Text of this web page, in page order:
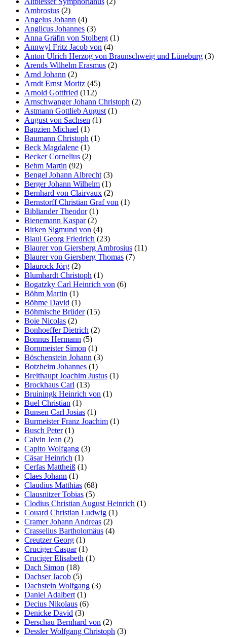
Ambrosius (2)
Angelus Johann (4)
Anglicus Johannes (3)
Anna Gräfin von Stolberg (1)
Annwyl Fritz Jacob von (4)
Anton Ulrich Herzog von Braunschweig und Lüneburg (3)
Arends Wilhelm Erasmus (2)
Arnd Johann (2)
Arndt Ernst Moritz (45)
Arnold Gottfried (112)
Arnschwanger Johann Christoph (2)
Astmann Gottlieb August (1)
August von Sachsen (1)
Bapzien Michael (1)
Baumann Christoph (1)
Beck Magdalene (1)
Becker Cornelius (2)
Behm Martin (92)
Bengel Johann Albrecht (3)
Berger Johann Wilhelm (1)
Bernhard von Clairvaux (2)
Bernstorff Christian Graf von (1)
Bibliander Theodor(1)
Bienemann Kaspar(2)
Birken Sigmund von (4)
Blaul Georg Friedrich (23)
Blaurer von Giersberg Ambrosius (11)
Blaurer von Giersberg Thomas (7)
Blaurock Jörg (2)
Blumhardt Christoph (1)
Bogatzky Carl Heinrich von (6)
Böhm Martin (1)
Böhme David (1)
Böhmische Brüder(15)
Boie Nicolas (2)
Bonhoeffer Dietrich (2)
Bonnus Hermann (5)
Bornmeister Simon (1)
Böschenstein Johann (3)
Botzheim Johannes (1)
Breithaupt Joachim Justus (1)
Brockhaus Carl (13)
Bruiningk Heinrich von (1)
Buel Christian (1)
Bunsen Carl Josias (1)
Burmeister Franz Joachim (1)
Busch Peter(1)
Calvin Jean (2)
Capito Wolfgang (3)
Cäsar Heinrich (1)
Cerfas Mattheiß (1)
Claes Johann (1)
Claudius Matthias (68)
Clausnitzer Tobias (5)
Clodius Christian August Heinrich (1)
Couard Christian Ludwig (1)
Cramer Johann Andreas (2)
Crasselius Bartholomäus (4)
Creutzer Georg (1)
Cruciger Caspar(1)
Cruciger Elisabeth (1)
Dach Simon (18)
Dachser Jacob (5)
Dachstein Wolfgang (3)
Daniel Adalbert (1)
Decius Nikolaus (6)
Denicke David (3)
Derschau Bernhard von (2)
Dessler Wolfgang Christoph (3)